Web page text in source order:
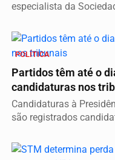
especialista da
POLÍTICA
Partidos têm até o
candidaturas nos
Candidaturas à
são registrados